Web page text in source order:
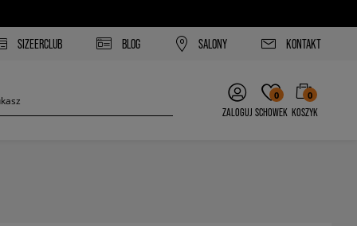
SIZEERCLUB BLOG SALONY KONTAKT
ZALOGUJ
0
SCHOWEK
0
KOSZYK